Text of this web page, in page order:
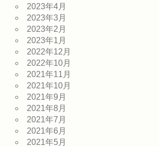
2023年4月
2023年3月
2023年2月
2023年1月
2022年12月
2022年10月
2021年11月
2021年10月
2021年9月
2021年8月
2021年7月
2021年6月
2021年5月